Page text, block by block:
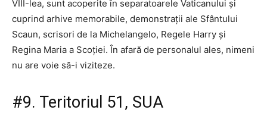
VIII-lea, sunt acoperite în separatoarele Vaticanului și
cuprind arhive memorabile, demonstrații ale Sfântului
Scaun, scrisori de la Michelangelo, Regele Harry și
Regina Maria a Scoției. În afară de personalul ales, nimeni
nu are voie să-i viziteze.
#9. Teritoriul 51, SUA